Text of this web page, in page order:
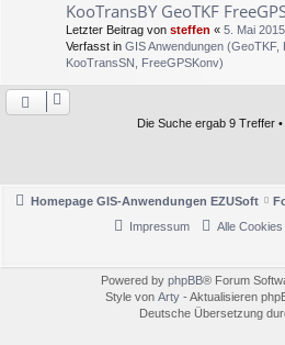
KooTransBY GeoTKF
Letzter Beitrag von steffen « 5. Mai
Verfasst in GIS Anwendungen (GeoTKF,
KooTransSN, FreeGPSKonv)
Die Suche ergab 9 Treffer •
Homepage GIS-Anwendungen EZUSoft
Alle
Impressum
Powered by phpBB® Forum
Style von Arty - Aktualisieren
Deutsche Übersetzung